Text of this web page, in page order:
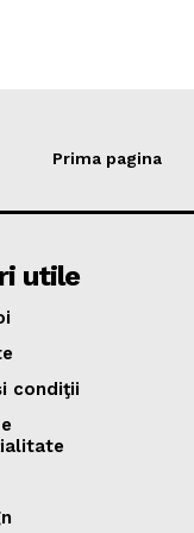
Prima pagina
utile
condiţii